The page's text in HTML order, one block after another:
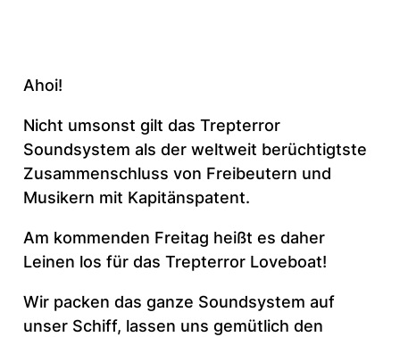
Ahoi!
Nicht umsonst gilt das Trepterror
Soundsystem als der weltweit berüchtigtste
Zusammenschluss von Freibeutern und
Musikern mit Kapitänspatent.
Am kommenden Freitag heißt es daher
Leinen los für das Trepterror Loveboat!
Wir packen das ganze Soundsystem auf
unser Schiff, lassen uns gemütlich den